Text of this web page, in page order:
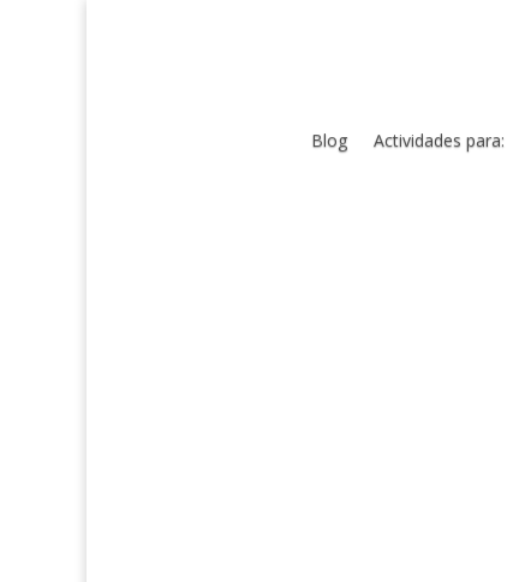
Blog Actividades para: